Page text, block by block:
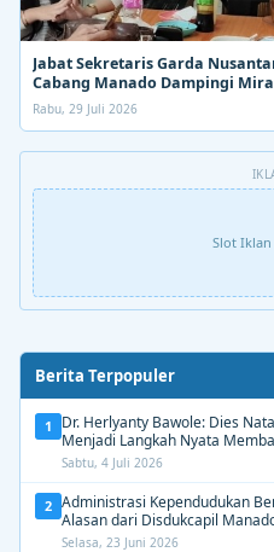
Jabat Sekretaris Garda
Cabang Manado Dampingi
Rabu, 29 Juli 2026
Slot Iklan
Berita Terpopuler
1
Dr. Herlyanty Bawole: Dies
Menjadi Langkah Nyata
Berdampak
Sabtu, 4 Juli 2026
2 Administrasi Kependudukan
Alasan dari Disdukcapil
Selasa, 23 Juni 2026